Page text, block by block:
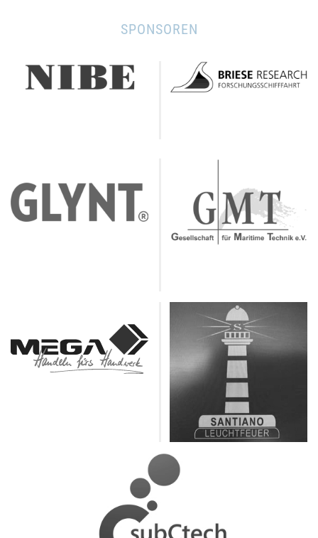
SPONSOREN